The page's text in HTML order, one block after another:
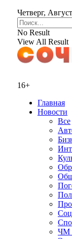
Четверг,
No Result
View All Result
16+
Главная
Новости
Все
ЧМ